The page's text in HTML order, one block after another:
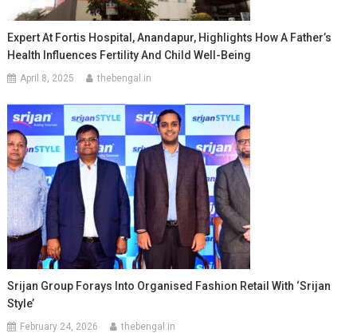
Expert At Fortis Hospital, Anandapur, Highlights How A Father’s
Health Influences Fertility And Child Well-Being
April 8, 2025 thebengal.in
Srijan Group Forays Into Organised Fashion Retail With ‘Srijan
Style’
February 24, 2026 thebengal.in